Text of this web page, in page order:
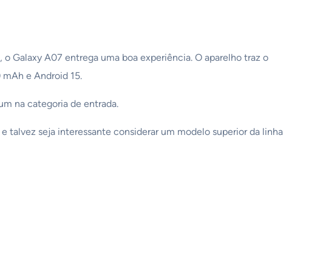
Galaxy A07 entrega uma boa experiência. O aparelho traz o
e Android 15.
na categoria de entrada.
talvez seja interessante considerar um modelo superior da linha